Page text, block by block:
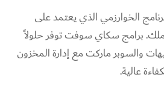
الخوارزمي الذي يعتمد على
برامج سكاي سوفت توفر حلولاً
والسوبر ماركت مع إدارة المخزون
عالية.